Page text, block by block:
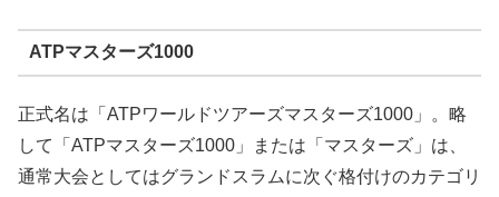
ATPマスターズ1000
正式名は「ATPワールドツアーズマスターズ1000」。略
して「ATPマスターズ1000」または「マスターズ」は、
通常大会としてはグランドスラムに次ぐ格付けのカテゴリ